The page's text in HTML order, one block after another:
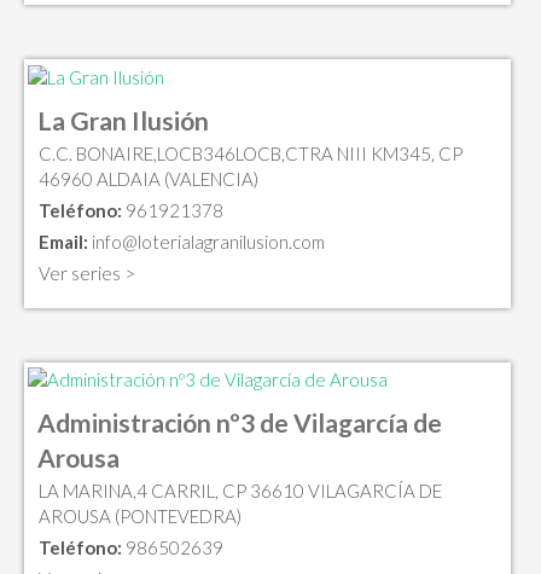
La Gran Ilusión
C.C. BONAIRE,LOCB346LOCB,CTRA NIII KM345, CP
46960 ALDAIA (VALENCIA)
Teléfono: 961921378
Email: info@loterialagranilusion.com
Ver series >
Administración nº3 de Vilagarcía de
Arousa
LA MARINA,4 CARRIL, CP 36610 VILAGARCÍA DE
AROUSA (PONTEVEDRA)
Teléfono: 986502639